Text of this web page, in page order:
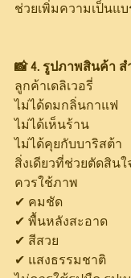
ช่วยเพิ่มความเป็นแ
📸 4. รูปภาพสินค้า
ลูกค้าเดลิเวอรี่
ไม่ได้ดมกลิ่นกาแฟ
ไม่ได้เห็นร้าน
ไม่ได้คุยกับบาริสต้า
สิ่งเดียวที่ช่วยตัดสิน
ควรใช้ภาพ
✔ คมชัด
✔ พื้นหลังสะอาด
✔ สีสวย
✔ แสงธรรมชาติ